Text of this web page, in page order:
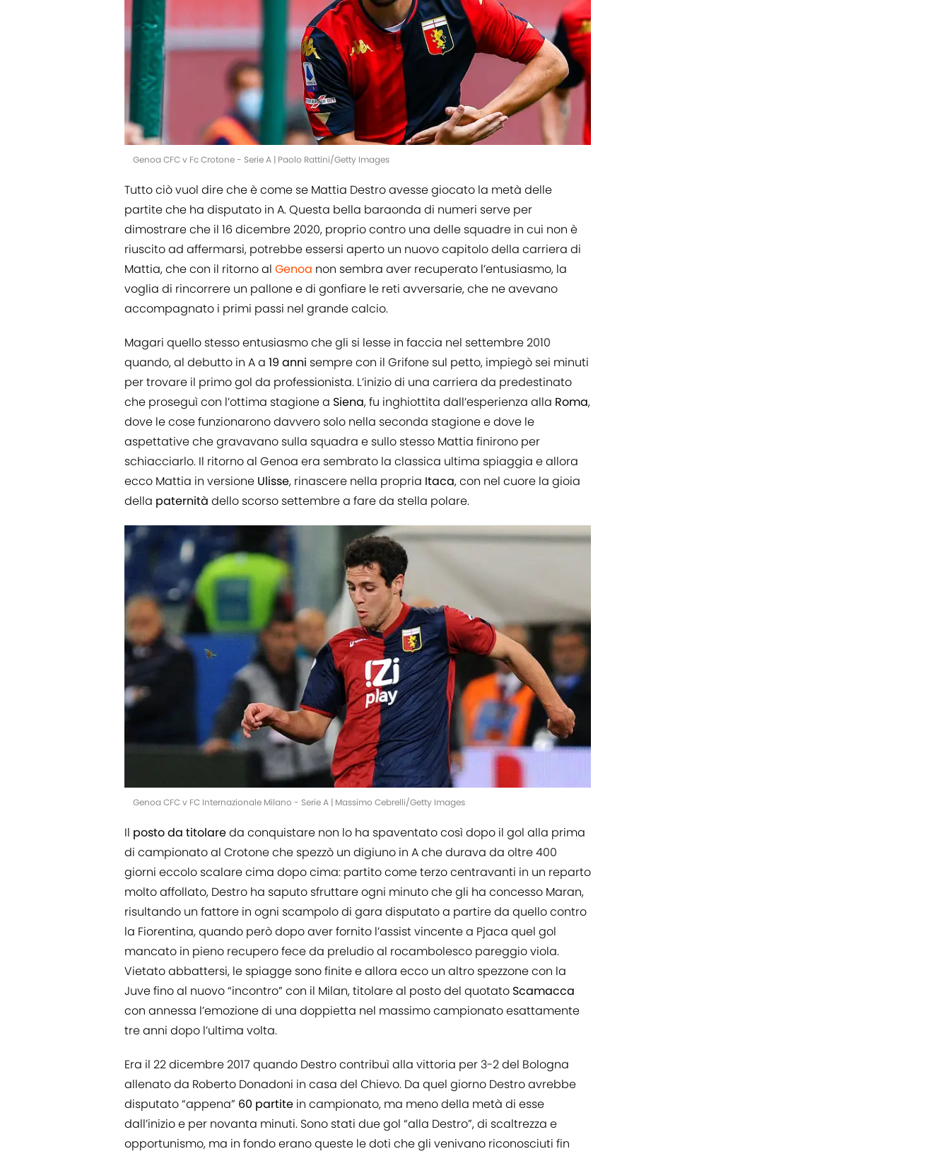
Genoa CFC v Fc Crotone - Serie A | Paolo Rattini/Getty Images
Tutto ciò vuol dire che è come se Mattia Destro avesse giocato la metà delle
partite che ha disputato in A. Questa bella baraonda di numeri serve per
dimostrare che il 16 dicembre 2020, proprio contro una delle squadre in cui non è
riuscito ad affermarsi, potrebbe essersi aperto un nuovo capitolo della carriera di
Mattia, che con il ritorno al Genoa non sembra aver recuperato l’entusiasmo, la
voglia di rincorrere un pallone e di gonfiare le reti avversarie, che ne avevano
accompagnato i primi passi nel grande calcio.
Magari quello stesso entusiasmo che gli si lesse in faccia nel settembre 2010
quando, al debutto in A a 19 anni sempre con il Grifone sul petto, impiegò sei minuti
per trovare il primo gol da professionista. L’inizio di una carriera da predestinato
che proseguì con l’ottima stagione a Siena, fu inghiottita dall’esperienza alla Roma,
dove le cose funzionarono davvero solo nella seconda stagione e dove le
aspettative che gravavano sulla squadra e sullo stesso Mattia finirono per
schiacciarlo. Il ritorno al Genoa era sembrato la classica ultima spiaggia e allora
ecco Mattia in versione Ulisse, rinascere nella propria Itaca, con nel cuore la gioia
della paternità dello scorso settembre a fare da stella polare.
Genoa CFC v FC Internazionale Milano - Serie A | Massimo Cebrelli/Getty Images
Il posto da titolareda conquistare non lo ha spaventato così dopo il gol alla prima
di campionato al Crotone che spezzò un digiuno in A che durava da oltre 400
giorni eccolo scalare cima dopo cima: partito come terzo centravanti in un reparto
molto affollato, Destro ha saputo sfruttare ogni minuto che gli ha concesso Maran,
risultando un fattore in ogni scampolo di gara disputato a partire da quello contro
la Fiorentina, quando però dopo aver fornito l’assist vincente a Pjaca quel gol
mancato in pieno recupero fece da preludio al rocambolesco pareggio viola.
Vietato abbattersi, le spiagge sono finite e allora ecco un altro spezzone con la
Juve fino al nuovo “incontro” con il Milan, titolare al posto del quotato Scamacca
con annessa l’emozione di una doppietta nel massimo campionato esattamente
tre anni dopo l’ultima volta.
Era il 22 dicembre 2017 quando Destro contribuì alla vittoria per 3-2 del Bologna
allenato da Roberto Donadoni in casa del Chievo. Da quel giorno Destro avrebbe
disputato “appena” 60 partite in campionato, ma meno della metà di esse
dall’inizio e per novanta minuti. Sono stati due gol “alla Destro”, di scaltrezza e
opportunismo, ma in fondo erano queste le doti che gli venivano riconosciuti fin